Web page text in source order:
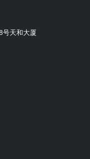
号天和大厦